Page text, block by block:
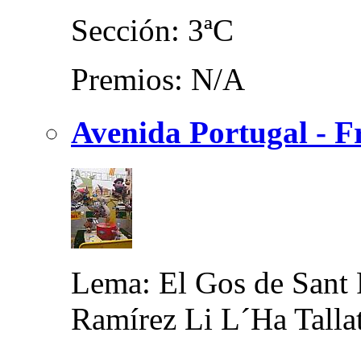
Sección: 3ªC
Premios: N/A
Avenida Portugal -
Lema: El Gos de
Ramírez Li L´Ha